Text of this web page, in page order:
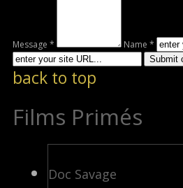
Message * Name *
back to top
Films Primés
Doc Savage